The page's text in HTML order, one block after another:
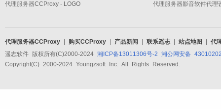
代理服务器CCProxy - LOGO
代理服务器CCProxy 购买CCProxy 产品新闻 联系遥志 站点地图
代
遥志软件 版权所有(C)2000-2024 湘ICP备13011306号-2 湘公网安备
Copyright(C) 2000-2024 Youngzsoft Inc. All Rights Reserved.